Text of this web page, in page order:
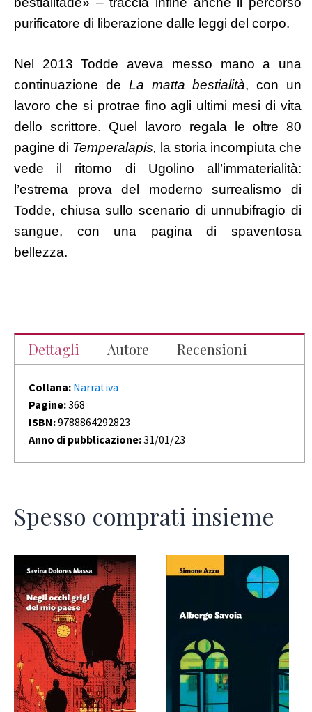
purificatore di liberazione dalle leggi del corpo.
Nel 2013 Todde aveva messo mano a una
continuazione de La matta bestialità, con un
lavoro che si protrae fino agli ultimi mesi di vita
dello scrittore. Quel lavoro regala le oltre 80
pagine di Temperalapis, la storia incompiuta che
vede il ritorno di Ugolino all’immaterialità:
l’estrema prova del moderno surrealismo di
Todde, chiusa sullo scenario di unnubifragio di
sangue, con una pagina di spaventosa
bellezza.
Dettagli Autore Recensioni
Collana: Narrativa
Pagine:368
ISBN:9788864292823
Anno di pubblicazione:31/01/23
Spesso comprati insieme